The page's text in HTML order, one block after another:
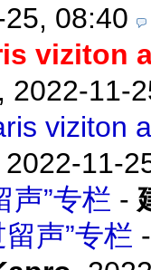
08:40
viziton
, 2022-11-
viziton
2022-11-
声”专栏 -
声”专栏